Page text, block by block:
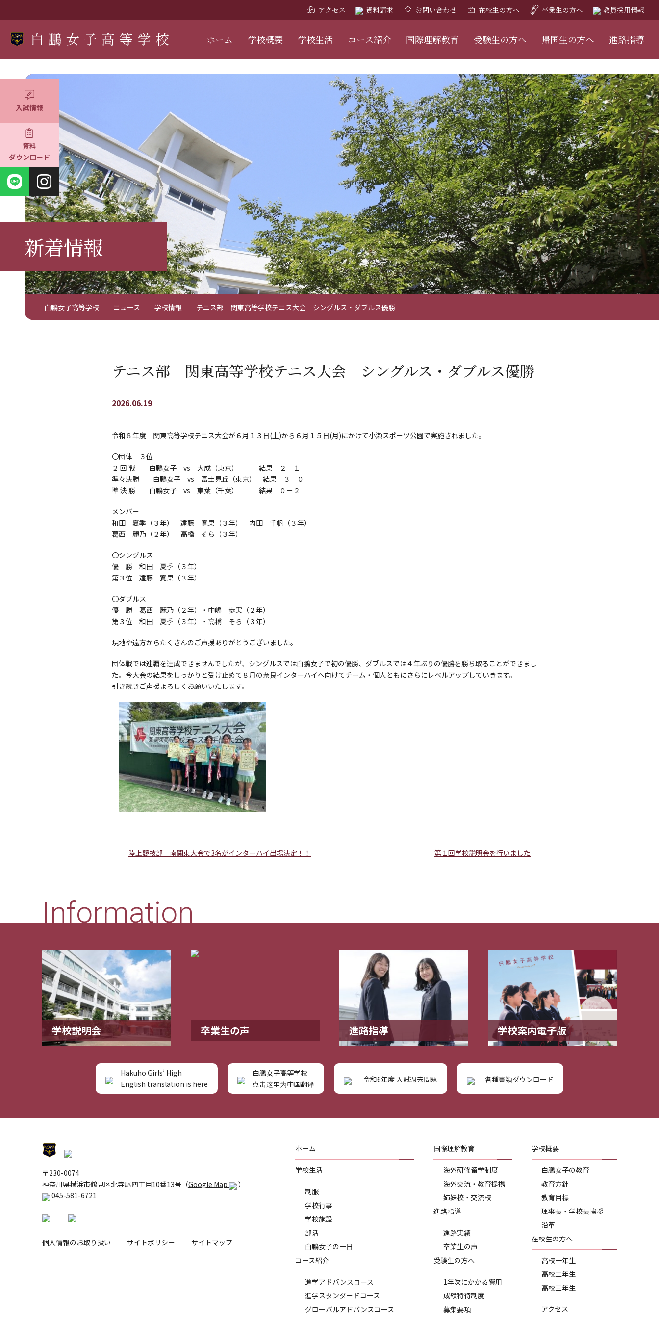
入試情報
資料
ダウンロード
アクセス 資料請求 お問い合わせ 在校生の方へ 卒業生の方へ 教員採用情報
ホーム 学校概要 学校生活 コース紹介 国際理解教育 受験生の方へ 帰国生の方へ 進路指導
新着情報
白鵬女子高等学校 ニュース 学校情報 テニス部 関東高等学校テニス大会 シングルス・ダブルス優勝
テニス部 関東高等学校テニス大会 シングルス・ダブルス優勝
2026.06.19
令和８年度 関東高等学校テニス大会が６月１３日(土)から６月１５日(月)にかけて小瀬スポーツ公園で実施されました。
〇団体 ３位
２ 回 戦 白鵬女子 vs 大成（東京） 結果 ２－１
準々決勝 白鵬女子 vs 富士見丘（東京） 結果 ３－０
準 決 勝 白鵬女子 vs 東葉（千葉） 結果 ０－２
メンバー
和田 夏季（３年） 遠藤 寛果（３年） 内田 千帆（３年）
葛西 麗乃（２年） 高橋 そら（３年）
〇シングルス
優 勝 和田 夏季（３年）
第３位 遠藤 寛果（３年）
〇ダブルス
優 勝 葛西 麗乃（２年）・中嶋 歩実（２年）
第３位 和田 夏季（３年）・高橋 そら（３年）
現地や遠方からたくさんのご声援ありがとうございました。
団体戦では連覇を達成できませんでしたが、シングルスでは白鵬女子で初の優勝、ダブルスでは４年ぶりの優勝を勝ち取ることができまし
た。今大会の結果をしっかりと受け止めて８月の奈良インターハイへ向けてチーム・個人ともにさらにレベルアップしていきます。
引き続きご声援よろしくお願いいたします。
陸上競技部 南関東大会で3名がインターハイ出場決定！！ 第１回学校説明会を行いました
Information
学校説明会 卒業生の声 進路指導 学校案内電子版
Hakuho Girls’ High
English translation is here
白鵬女子高等学校
点击这里为中国翻译
令和6年度 入試過去問題 各種書類ダウンロード
〒230-0074
神奈川県横浜市鶴見区北寺尾四丁目10番13号（Google Map
）
045-581-6721
個人情報のお取り扱い サイトポリシー サイトマップ
ホーム
学校生活
制服
学校行事
学校施設
部活
白鵬女子の一日
コース紹介
進学アドバンスコース
進学スタンダードコース
グローバルアドバンスコース
国際理解教育
海外研修留学制度
海外交流・教育提携
姉妹校・交流校
進路指導
進路実績
卒業生の声
受験生の方へ
1年次にかかる費用
成績特待制度
募集要項
学校概要
白鵬女子の教育
教育方針
教育目標
理事長・学校長挨拶
沿革
在校生の方へ
高校一年生
高校二年生
高校三年生
アクセス